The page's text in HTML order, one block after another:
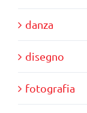
danza
disegno
fotografia